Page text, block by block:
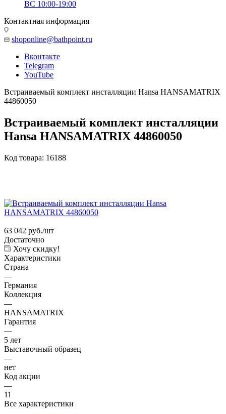
ВС 10:00-19:00
Контактная информация
shoponline@bathpoint.ru
Вконтакте
Telegram
YouTube
Встраиваемый комплект инсталляции Hansa HANSAMATRIX
44860050
Встраиваемый комплект инсталляции
Hansa HANSAMATRIX 44860050
Код товара: 16188
63 042 руб./шт
Достаточно
Хочу скидку!
Характеристики
Страна
—
Германия
Коллекция
—
HANSAMATRIX
Гарантия
—
5 лет
Выставочный образец
—
нет
Код акции
—
11
Все характеристики